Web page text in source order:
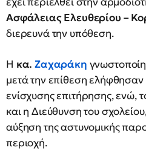
Ασφάλειας Ελευθερίου –
διερευνά την υπόθεση.
Η κα.Ζαχαράκη
μετά την επίθεση
ενίσχυσης επιτήρησης, ενώ,
και η Διεύθυνση του
αύξηση της αστυνομικής
περιοχή.